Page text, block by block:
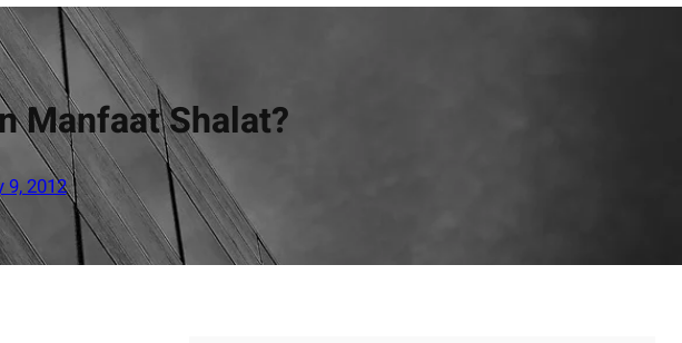
Manfaat Shalat?
9, 2012